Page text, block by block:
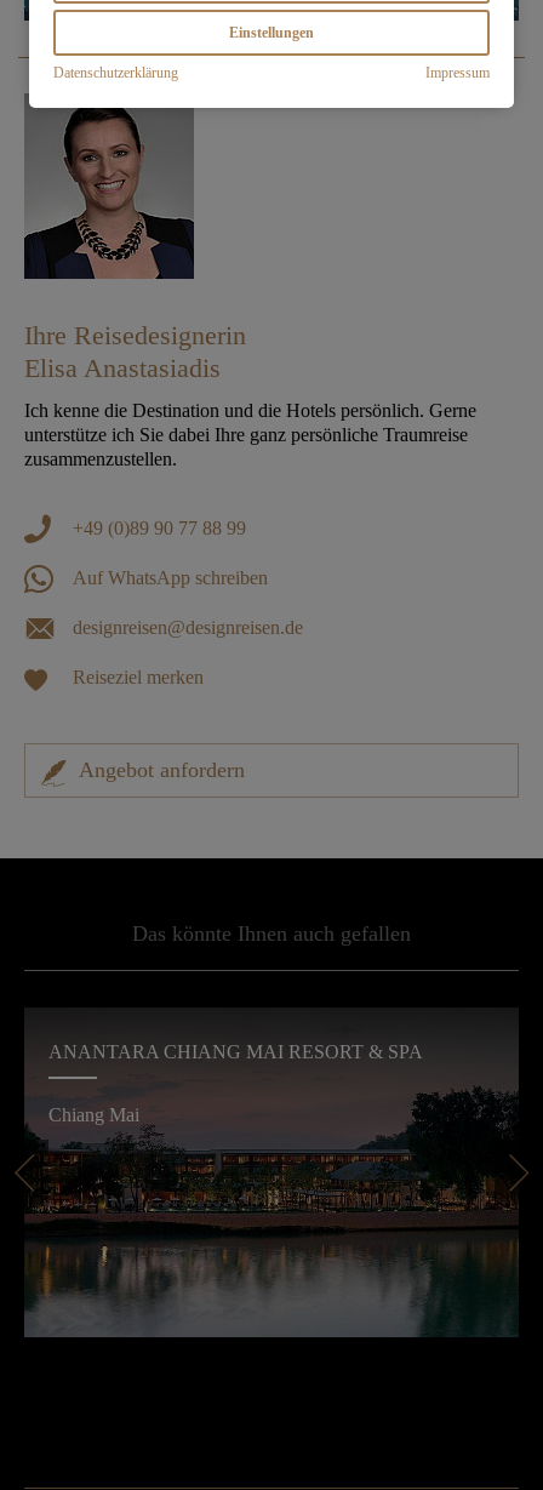
Ihre Reisedesignerin
Elisa Anastasiadis
Ich kenne die Destination und die Hotels persönlich. Gerne
unterstütze ich Sie dabei Ihre ganz persönliche Traumreise
zusammenzustellen.
+49 (0)89 90 77 88 99
Auf WhatsApp schreiben
designreisen@designreisen.de
Reiseziel merken
Angebot anfordern
Das könnte Ihnen auch gefallen
ANANTARA CHIANG MAI RESORT & SPA
Chiang Mai
Einstellungen
Datenschutzerklärung Impressum